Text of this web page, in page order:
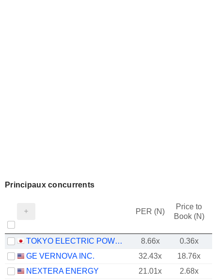
Principaux concurrents
PER (N)
Price to
Book (N)
TOKYO ELECTRIC POWER COMPANY HOLDINGS, INCORPORATED 8.66x
0.36x
GE VERNOVA INC.
32.43x
18.76x
NEXTERA ENERGY
21.01x
2.68x